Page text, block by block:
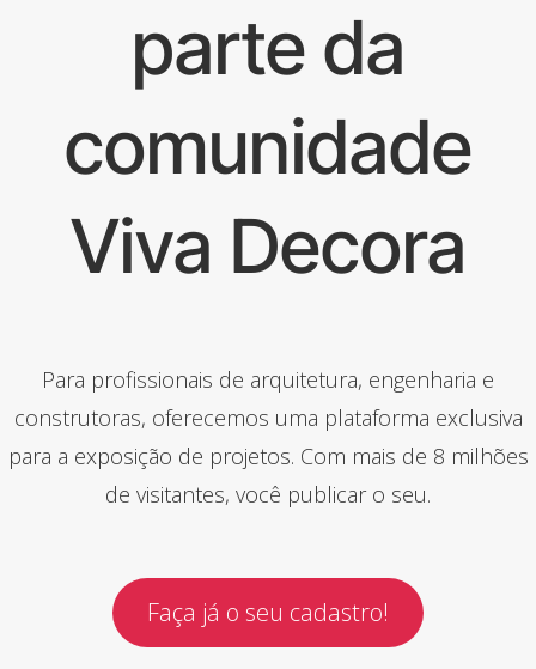
parte da
comunidade
Viva Decora
Para profissionais de arquitetura, engenharia e
construtoras, oferecemos uma plataforma exclusiva
para a exposição de projetos. Com mais de 8 milhões
de visitantes, você publicar o seu.
Faça já o seu cadastro!